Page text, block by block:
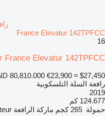
France Elevatur 142TPFCC
16
France Elevatur 142TPFCC
80,810.000 €23,900 ≈ $27,450
رافعة السلة التلسكوبية
2019
124.677 كم
حمولة 265 كجم ماركة الرافعة